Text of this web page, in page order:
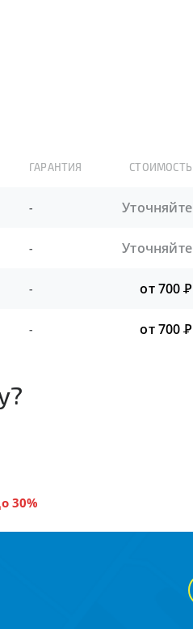
ГАРАНТИЯ СТОИМОСТЬ
- Уточняйте
- Уточняйте
- от 700Р
- от 700Р
30%